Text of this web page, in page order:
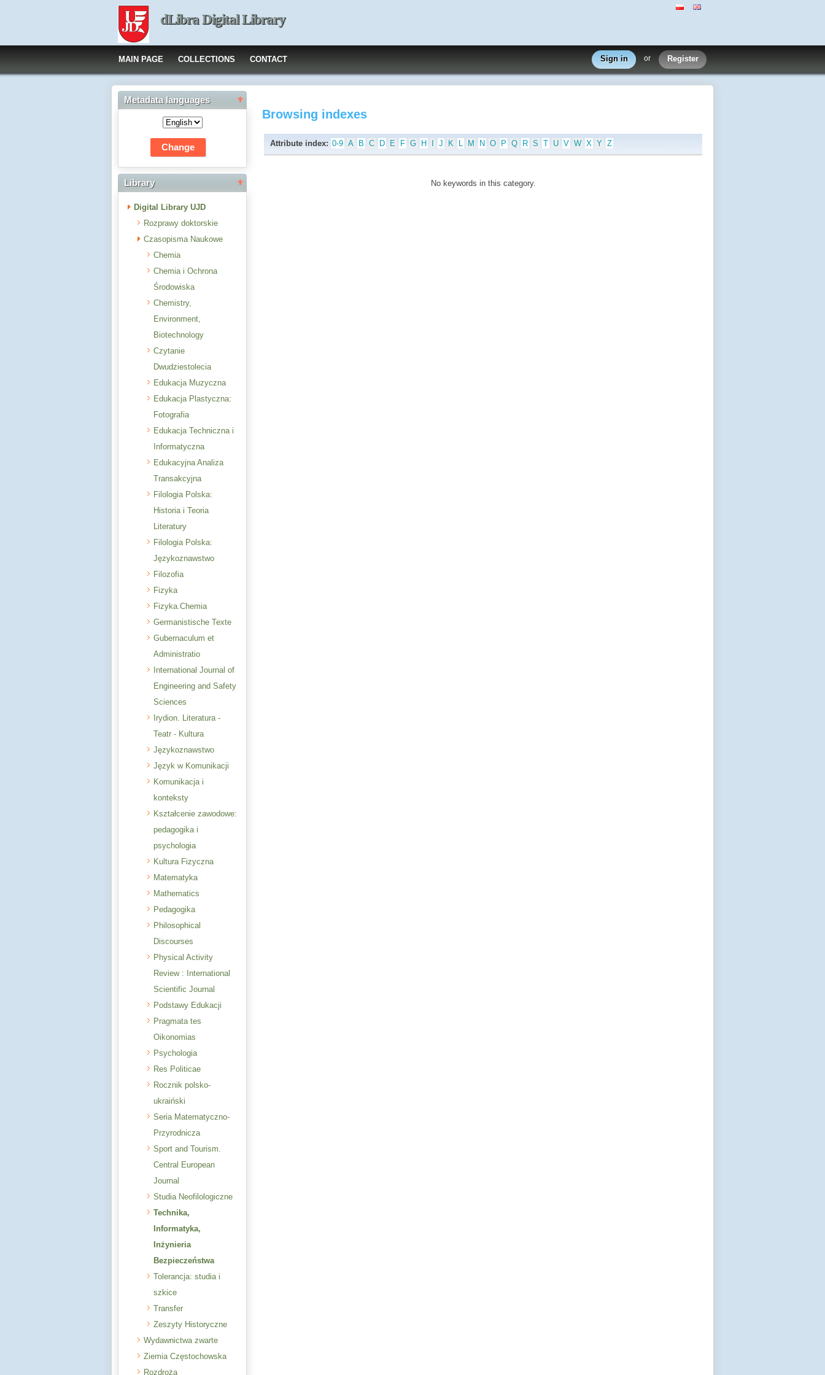
dLibra Digital Library
MAIN PAGE COLLECTIONS CONTACT Sign in or Register
Metadata languages
Library
Digital Library UJD
Rozprawy doktorskie
Czasopisma Naukowe
Chemia
Chemia i Ochrona
Środowiska
Chemistry,
Environment,
Biotechnology
Czytanie
Dwudziestolecia
Edukacja Muzyczna
Edukacja Plastyczna:
Fotografia
Edukacja Techniczna i
Informatyczna
Edukacyjna Analiza
Transakcyjna
Filologia Polska:
Historia i Teoria
Literatury
Filologia Polska:
Językoznawstwo
Filozofia
Fizyka
Fizyka.Chemia
Germanistische Texte
Gubernaculum et
Administratio
International Journal of
Engineering and Safety
Sciences
Irydion. Literatura -
Teatr - Kultura
Językoznawstwo
Język w Komunikacji
Komunikacja i
konteksty
Kształcenie zawodowe:
pedagogika i
psychologia
Kultura Fizyczna
Matematyka
Mathematics
Pedagogika
Philosophical
Discourses
Physical Activity
Review : International
Scientific Journal
Podstawy Edukacji
Pragmata tes
Oikonomias
Psychologia
Res Politicae
Rocznik polsko-
ukraiński
Seria Matematyczno-
Przyrodnicza
Sport and Tourism.
Central European
Journal
Studia Neofilologiczne
Technika,
Informatyka,
Inżynieria
Bezpieczeństwa
Tolerancja: studia i
szkice
Transfer
Zeszyty Historyczne
Wydawnictwa zwarte
Ziemia Częstochowska
Rozdroża
Browsing indexes
Attribute index: 0-9 A B C D E F G H J K L M N O P Q R S T U V W X Y Z
No keywords in this category.